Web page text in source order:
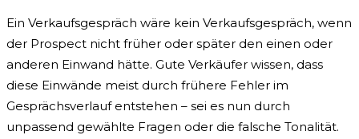
Ein Verkaufsgespräch wäre kein Verkaufsgespräch, wenn
der Prospect nicht früher oder später den einen oder
anderen Einwand hätte. Gute Verkäufer wissen, dass
diese Einwände meist durch frühere Fehler im
Gesprächsverlauf entstehen – sei es nun durch
unpassend gewählte Fragen oder die falsche Tonalität.